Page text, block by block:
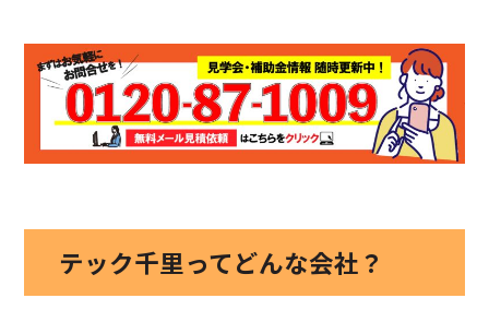
テック千里ってどんな会社？